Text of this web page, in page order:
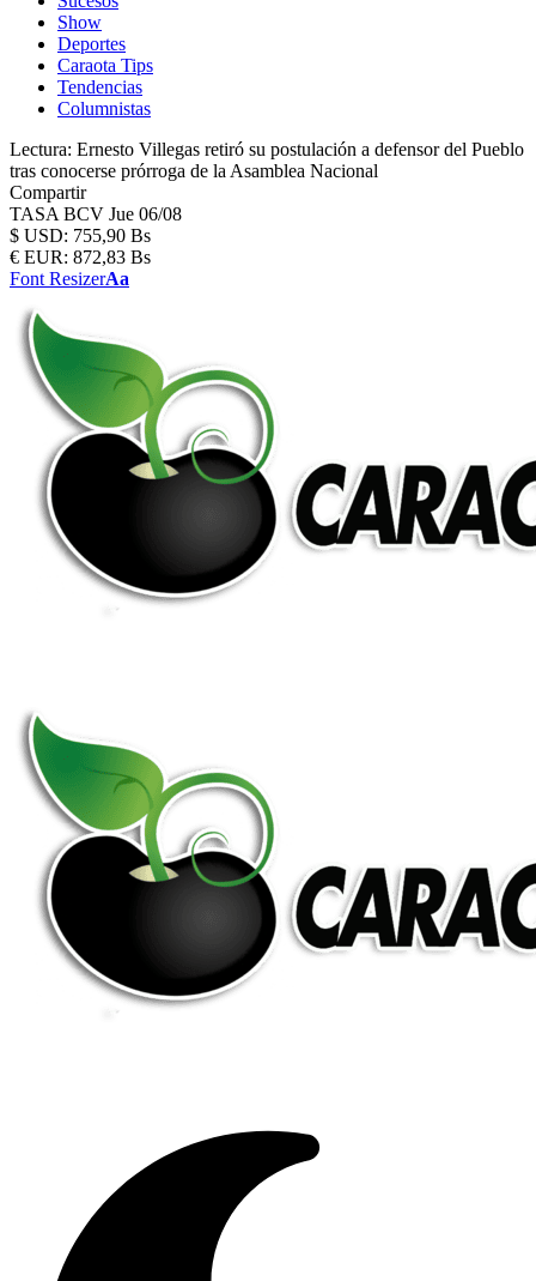
Show
Deportes
Caraota Tips
Tendencias
Columnistas
Lectura: Ernesto Villegas retiró su postulación a defensor del Pueblo
tras conocerse prórroga de la Asamblea Nacional
Compartir
TASA BCV Jue 06/08
$ USD: 755,90 Bs
€ EUR: 872,83 Bs
Font ResizerAa